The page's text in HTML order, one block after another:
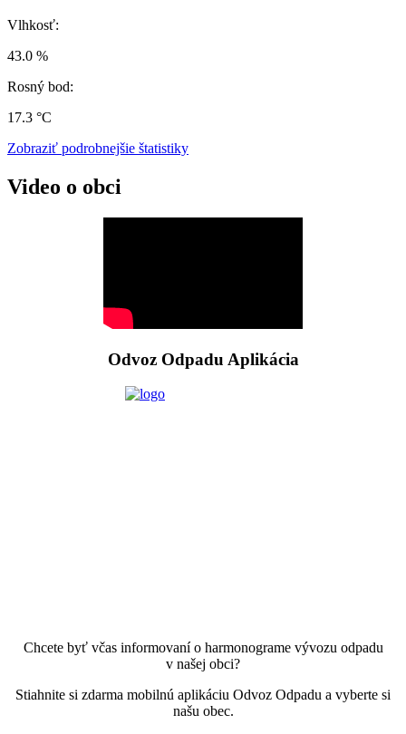
Vlhkosť:
43.0 %
Rosný bod:
17.3 °C
Zobraziť podrobnejšie štatistiky
Video o obci
Odvoz Odpadu Aplikácia
Chcete byť včas informovaní o harmonograme vývozu odpadu
v našej obci?
Stiahnite si zdarma mobilnú aplikáciu Odvoz Odpadu a vyberte si
našu obec.